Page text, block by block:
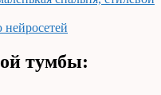
тумбы: